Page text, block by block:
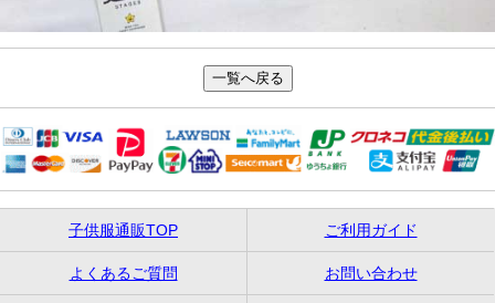
子供服通販TOP ご利用ガイド
よくあるご質問 お問い合わせ